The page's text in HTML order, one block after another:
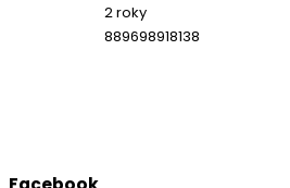
2 roky
889698918138